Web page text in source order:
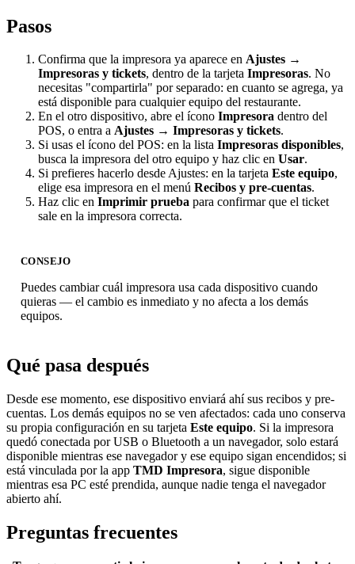
Pasos
Confirma que la impresora ya aparece en Ajustes →
Impresoras y tickets, dentro de la tarjeta Impresoras. No
necesitas "compartirla" por separado: en cuanto se agrega, ya
está disponible para cualquier equipo del restaurante.
En el otro dispositivo, abre el ícono Impresora dentro del
POS, o entra a Ajustes → Impresoras y tickets.
Si usas el ícono del POS: en la lista Impresoras disponibles,
busca la impresora del otro equipo y haz clic en Usar.
Si prefieres hacerlo desde Ajustes: en la tarjeta Este equipo,
elige esa impresora en el menú Recibos y pre-cuentas.
Haz clic en Imprimir prueba para confirmar que el ticket
sale en la impresora correcta.
CONSEJO
Puedes cambiar cuál impresora usa cada dispositivo cuando
quieras — el cambio es inmediato y no afecta a los demás
equipos.
Qué pasa después
Desde ese momento, ese dispositivo enviará ahí sus recibos y pre-
cuentas. Los demás equipos no se ven afectados: cada uno conserva
su propia configuración en su tarjeta Este equipo. Si la impresora
quedó conectada por USB o Bluetooth a un navegador, solo estará
disponible mientras ese navegador y ese equipo sigan encendidos; si
está vinculada por la app TMD Impresora, sigue disponible
mientras esa PC esté prendida, aunque nadie tenga el navegador
abierto ahí.
Preguntas frecuentes